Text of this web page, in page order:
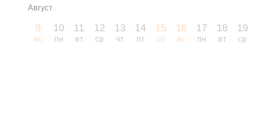
Август
9
вс
10
пн
11
вт
12
ср
13
чт
14
пт
15
сб
16
вс
17
пн
18
вт
19
ср